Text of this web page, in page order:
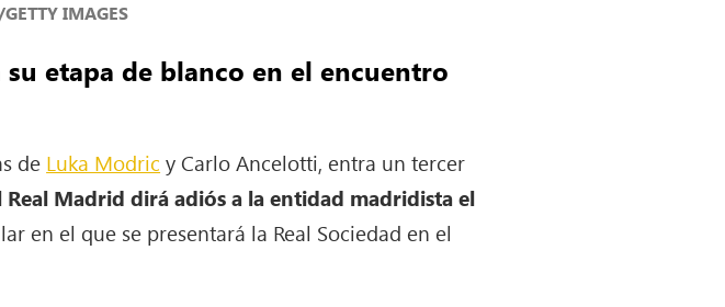
IMAGES
etapa de blanco en el encuentro
de Luka Modric y Carlo Ancelotti, entra un tercer
Real Madrid dirá adiós a la entidad madridista el
en el que se presentará la Real Sociedad en el